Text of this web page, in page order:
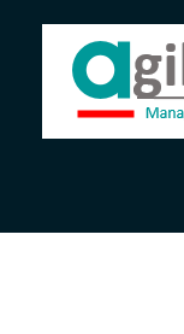
contenu